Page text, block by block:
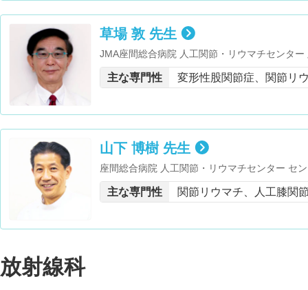
草場 敦 先生
JMA座間総合病院 人工関節・リウマチセンタ
授・ドイツ連邦共和国 医師免許取得・医学博
・身体障害者福祉法第15条指定医師 ・神奈川
主な専門性 変形性股関節症、関節リ
山下 博樹 先生
座間総合病院 人工関節・リウマチセンター セ
条指定医・日本関節鏡・膝・スポーツ整形外科
主な専門性 関節リウマチ、人工膝関
放射線科